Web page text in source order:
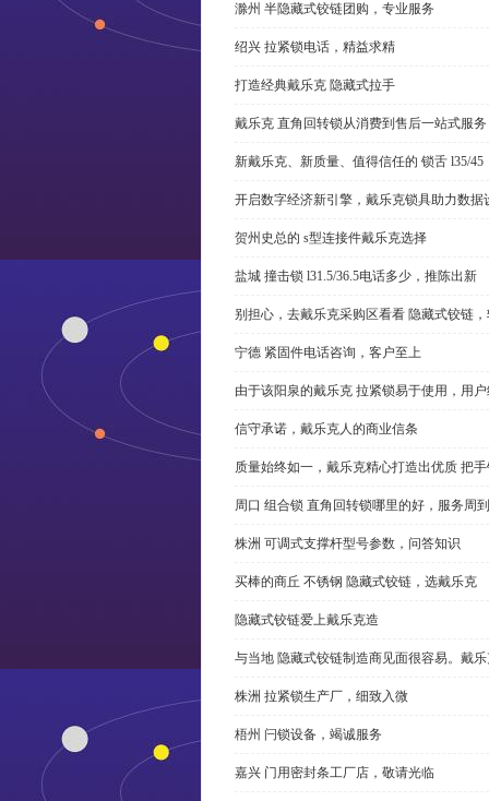
滁州 半隐藏式铰链团购，专业服务
绍兴 拉紧锁电话，精益求精
打造经典戴乐克 隐藏式拉手
戴乐克 直角回转锁从消费到售后一站式服务
新戴乐克、新质量、值得信任的 锁舌 l35/45
开启数字经济新引擎，戴乐克锁具助力数据
贺州史总的 s型连接件戴乐克选择
盐城 撞击锁 l31.5/36.5电话多少，推陈出新
别担心，去戴乐克采购区看看 隐藏式铰链
宁德 紧固件电话咨询，客户至上
由于该阳泉的戴乐克 拉紧锁易于使用，用
信守承诺，戴乐克人的商业信条
质量始终如一，戴乐克精心打造出优质 把
周口 组合锁 直角回转锁哪里的好，服务周到
株洲 可调式支撑杆型号参数，问答知识
买棒的商丘 不锈钢 隐藏式铰链，选戴乐克
隐藏式铰链爱上戴乐克造
与当地 隐藏式铰链制造商见面很容易。戴
株洲 拉紧锁生产厂，细致入微
梧州 闩锁设备，竭诚服务
嘉兴 门用密封条工厂店，敬请光临